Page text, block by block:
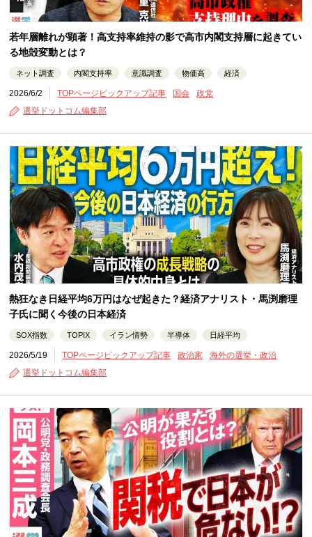
若年層離れが顕著！高支持率維持の影で高市内閣支持層に起きてい
る地殻変動とは？
ネット調査 内閣支持率 意識調査 物価高 経済
2026/6/2 TOPページピックアップ記事 国会
政党
選挙ドットコム編集部
熱狂なき日経平均6万円はなぜ起きた？経済アナリスト・馬渕磨理
子氏に聞く今後の日本経済
SOX指数 TOPIX イラン情勢 半導体 日経平均
2026/5/19 TOPページピックアップ記事 政治家
海外の選挙・政治
選挙ドットコム編集部